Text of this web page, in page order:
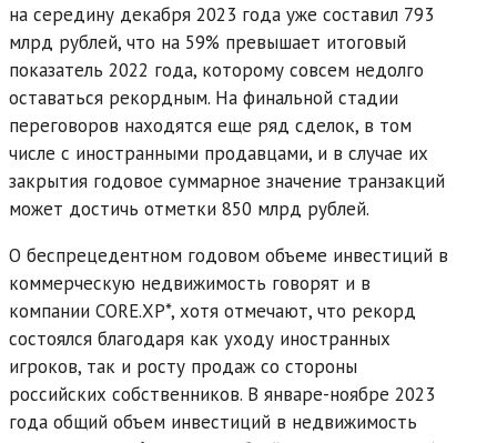
на середину декабря 2023 года уже составил 793
млрд рублей, что на 59% превышает итоговый
показатель 2022 года, которому совсем недолго
оставаться рекордным. На финальной стадии
переговоров находятся еще ряд сделок, в том
числе с иностранными продавцами, и в случае их
закрытия годовое суммарное значение транзакций
может достичь отметки 850 млрд рублей.
О беспрецедентном годовом объеме инвестиций в
коммерческую недвижимость говорят и в
компании CORE.XP*, хотя отмечают, что рекорд
состоялся благодаря как уходу иностранных
игроков, так и росту продаж со стороны
российских собственников. В январе-ноябре 2023
года общий объем инвестиций в недвижимость